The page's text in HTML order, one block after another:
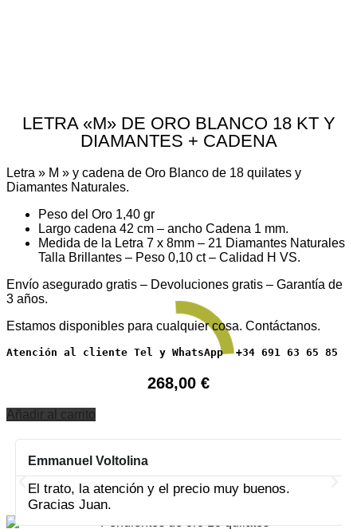
LETRA «M» DE ORO BLANCO 18 KT Y
DIAMANTES + CADENA
Letra » M » y cadena de Oro Blanco de 18 quilates y
Diamantes Naturales.
Peso del Oro 1,40 gr
Largo cadena 42 cm – ancho Cadena 1 mm.
Medida de la Letra 7 x 8mm – 21 Diamantes Naturales
Talla Brillantes – Peso 0,10 ct – Calidad H VS.
Envío asegurado gratis – Devoluciones gratis – Garantía de
3 años.
Estamos disponibles para cualquier cosa. Contáctanos.
Atención al cliente Tel y WhatsApp  +34 691 63 65 85
268,00 €
Añadir al carrito
Emmanuel Voltolina
El trato, la atención y el precio muy buenos.
Gracias Juan.
PRODUCTOS RELACIONADOS